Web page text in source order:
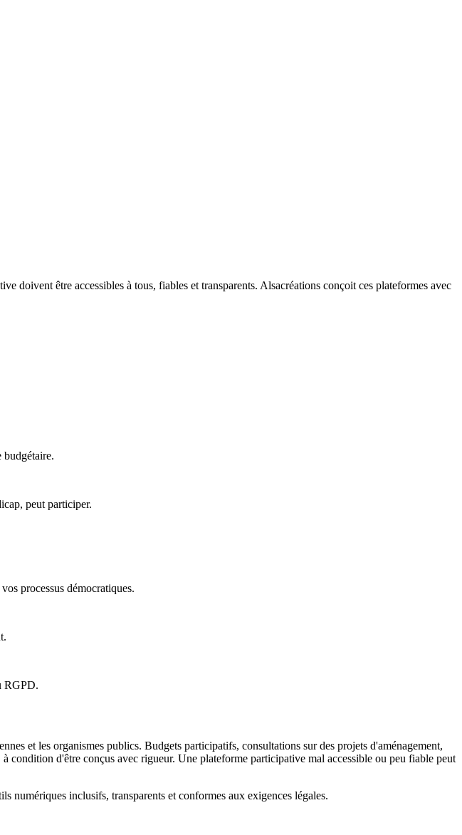
doivent être accessibles à tous, fiables et transparents. Alsacréations conçoit ces plateformes avec
budgétaire.
peut participer.
processus démocratiques.
RGPD.
et les organismes publics. Budgets participatifs, consultations sur des projets d'aménagement,
condition d'être conçus avec rigueur. Une plateforme participative mal accessible ou peu fiable peut
numériques inclusifs, transparents et conformes aux exigences légales.